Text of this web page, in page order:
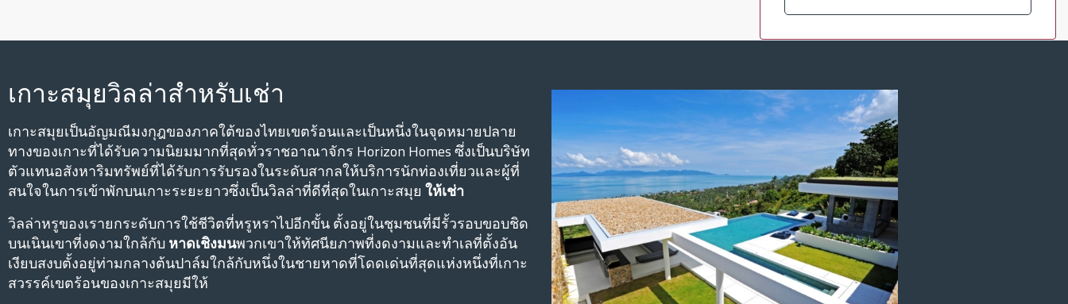
เกาะสมุยวิลล่าสําหรับเช่า
เกาะสมุยเป็นอัญมณีมงกุฎของภาคใต้ของไทยเขตร้อนและเป็นหนึ่งในจุดหมายปลาย
ทางของเกาะที่ได้รับความนิยมมากที่สุดทั่วราชอาณาจักร Horizon Homes ซึ่งเป็นบริษัท
ตัวแทนอสังหาริมทรัพย์ที่ได้รับการรับรองในระดับสากลให้บริการนักท่องเที่ยวและผู้ที่
สนใจในการเข้าพักบนเกาะระยะยาวซึ่งเป็นวิลล่าที่ดีที่สุดในเกาะสมุย ให้เช่า
วิลล่าหรูของเรายกระดับการใช้ชีวิตที่หรูหราไปอีกขั้น ตั้งอยู่ในชุมชนที่มีรั้วรอบขอบชิด
บนเนินเขาที่งดงามใกล้กับหาดเชิงมนพวกเขาให้ทัศนียภาพที่งดงามและทําเลที่ตั้งอัน
เงียบสงบตั้งอยู่ท่ามกลางต้นปาล์มใกล้กับหนึ่งในชายหาดที่โดดเด่นที่สุดแห่งหนึ่งที่เกาะ
สวรรค์เขตร้อนของเกาะสมุยมีให้